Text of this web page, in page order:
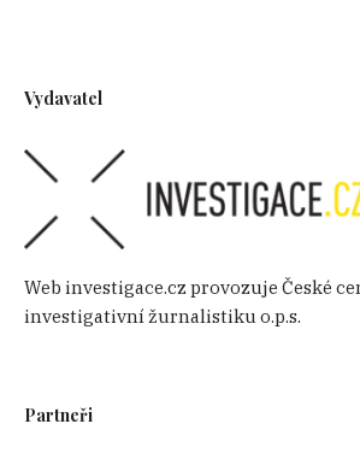
Vydavatel
Web investigace.cz provozuje České
investigativní žurnalistiku o.p.s.
Partneři